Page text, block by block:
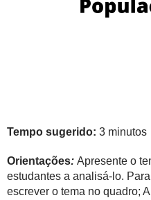
Tempo sugerido: 3 minutos
Orientações: Apresente o
estudantes a analisá-lo.
escrever o tema no quadro;